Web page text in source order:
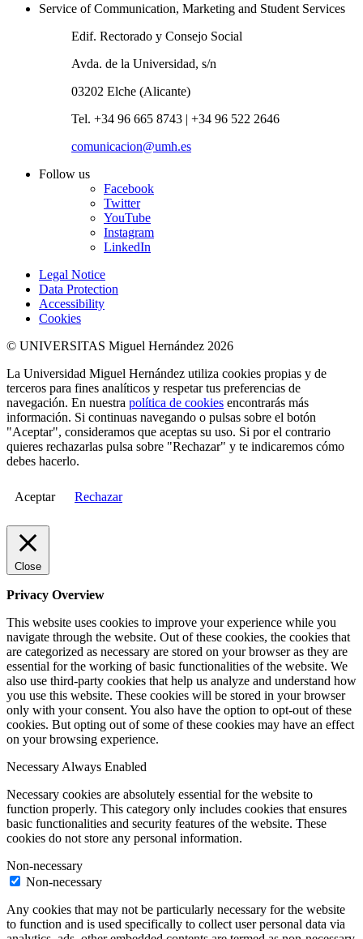
Service of Communication, Marketing and Student Services
Edif. Rectorado y Consejo Social
Avda. de la Universidad, s/n
03202 Elche (Alicante)
Tel. +34 96 665 8743 | +34 96 522 2646
comunicacion@umh.es
Follow us
Facebook
Twitter
YouTube
Instagram
LinkedIn
Legal Notice
Data Protection
Accessibility
Cookies
© UNIVERSITAS Miguel Hernández 2026
La Universidad Miguel Hernández utiliza cookies propias y de
terceros para fines analíticos y respetar tus preferencias de
navegación. En nuestra política de cookies encontrarás más
información. Si continuas navegando o pulsas sobre el botón
"Aceptar", consideramos que aceptas su uso. Si por el contrario
quieres rechazarlas pulsa sobre "Rechazar" y te indicaremos cómo
debes hacerlo.
Aceptar Rechazar
Close
Privacy Overview
This website uses cookies to improve your experience while you
navigate through the website. Out of these cookies, the cookies that
are categorized as necessary are stored on your browser as they are
essential for the working of basic functionalities of the website. We
also use third-party cookies that help us analyze and understand how
you use this website. These cookies will be stored in your browser
only with your consent. You also have the option to opt-out of these
cookies. But opting out of some of these cookies may have an effect
on your browsing experience.
Necessary Always Enabled
Necessary cookies are absolutely essential for the website to
function properly. This category only includes cookies that ensures
basic functionalities and security features of the website. These
cookies do not store any personal information.
Non-necessary
Non-necessary
Any cookies that may not be particularly necessary for the website
to function and is used specifically to collect user personal data via